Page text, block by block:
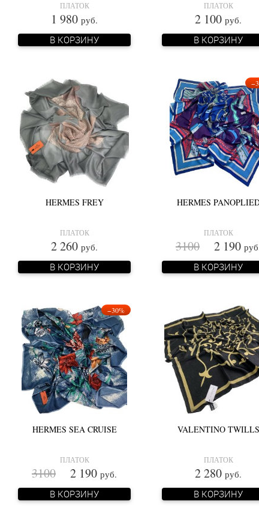
ПЛАТОК
1 980 руб.
В КОРЗИНУ
ПЛАТОК
2 100 руб.
В КОРЗИНУ
HERMES FREY
ПЛАТОК
2 260 руб.
В КОРЗИНУ
HERMES
ПЛАТОК
3100 2 190
В КОРЗИНУ
−30%
HERMES SEA CRUISE
ПЛАТОК
3100 2 190 руб.
В КОРЗИНУ
VALENTINO TWILLS
ПЛАТОК
2 280 руб.
В КОРЗИНУ